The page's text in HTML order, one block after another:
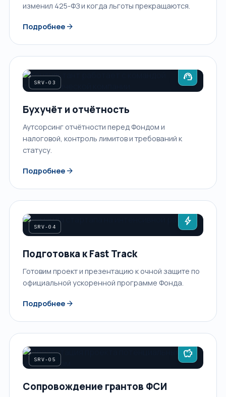
изменил 425-ФЗ и когда льготы прекращаются.
Подробнее arrow_forward
SRV-03 support_agent
Бухучёт и отчётность
Аутсорсинг отчётности перед Фондом и
налоговой, контроль лимитов и требований к
статусу.
Подробнее arrow_forward
SRV-04 bolt
Подготовка к Fast Track
Готовим проект и презентацию к очной защите по
официальной ускоренной программе Фонда.
Подробнее arrow_forward
SRV-05 savings
Сопровождение грантов ФСИ